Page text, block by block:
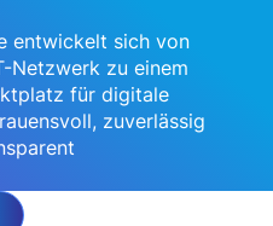
entwickelt sich von
Netzwerk zu einem
für digitale
zuverlässig